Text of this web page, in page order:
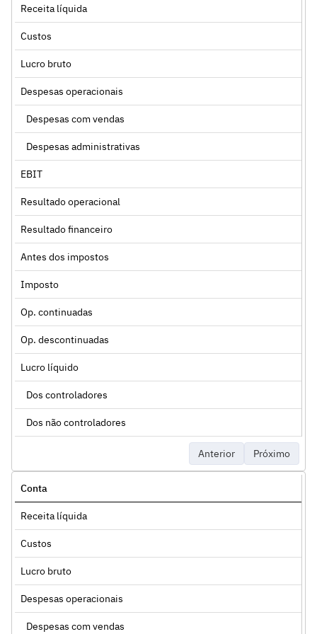
Receita líquida
Custos
Lucro bruto
Despesas operacionais
Despesas com vendas
Despesas administrativas
EBIT
Resultado operacional
Resultado financeiro
Antes dos impostos
Imposto
Op. continuadas
Op. descontinuadas
Lucro líquido
Dos controladores
Dos não controladores
Anterior Próximo
Conta
Receita líquida
Custos
Lucro bruto
Despesas operacionais
Despesas com vendas